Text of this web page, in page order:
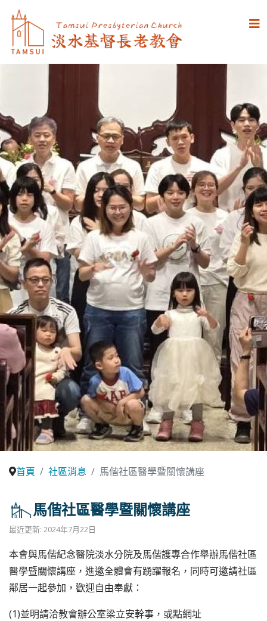
首頁 社區消息 馬偕社區醫學暨關懷講座
馬偕社區醫學暨關懷講座
最近更新: 2024年7月22日
本會與馬偕紀念醫院淡水分院及馬偕護專合作舉辦馬偕社區
醫學暨關懷講座，進邀全體會有踴躍報名，同時可邀請社區
鄰居一起參加，歡迎自由奉獻：
(1)並明請洽教會辦公室梁立安幹事，或點網址